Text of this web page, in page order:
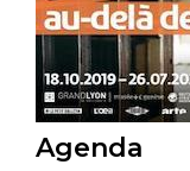
Agenda